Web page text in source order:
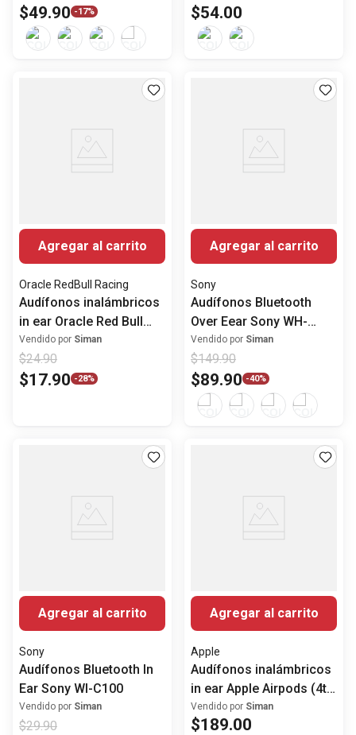
$49.90 -17% $54.00
Agregar al carrito
Oracle RedBull Racing
Audífonos inalámbricos
in ear Oracle Red Bull
Racing RB-EB200
Vendido por Siman
$24.90
$17.90 -28%
Agregar al carrito
Sony
Audífonos Bluetooth
Over Eear Sony WH-
CH720N con Noise
Cancelling
Vendido por Siman
$149.90
$89.90 -40%
Agregar al carrito
Sony
Audífonos Bluetooth In
Ear Sony WI-C100
Vendido por Siman
$29.90
Agregar al carrito
Apple
Audífonos inalámbricos
in ear Apple Airpods (4ta
generación)
Vendido por Siman
$189.00